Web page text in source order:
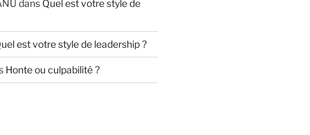
dans Quel est votre style de
est votre style de leadership ?
Honte ou culpabilité ?